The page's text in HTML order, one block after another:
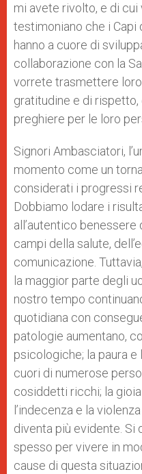
mi avete rivolto, e di
testimoniano che i
hanno a cuore di
collaborazione con la
vorrete trasmettere
gratitudine e di rispetto,
preghiere per le loro
Signori Ambasciatori,
momento come un
considerati i progressi
Dobbiamo lodare i
all’autentico benessere
campi della salute,
comunicazione.
la maggior parte degli
nostro tempo
quotidiana con
patologie aumentano,
psicologiche; la paura
cuori di numerose
cosiddetti ricchi; la
l’indecenza e la
diventa più evidente. Si
spesso per vivere in
cause di questa